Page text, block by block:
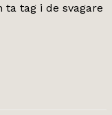
ta tag i de svagare